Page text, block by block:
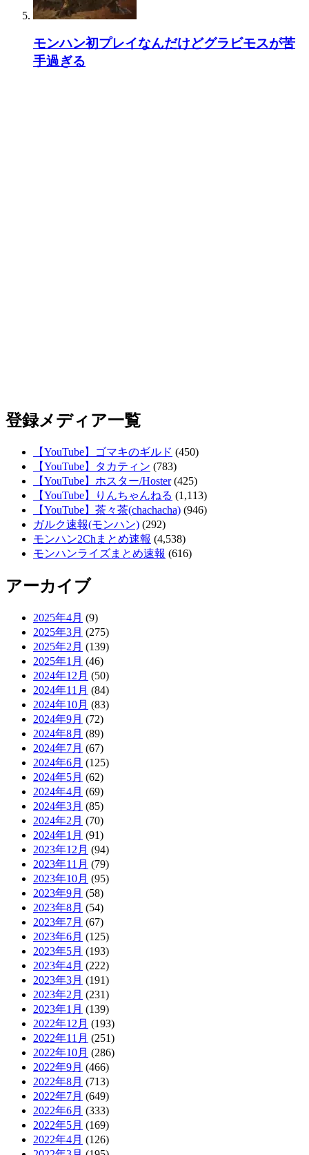
モンハン初プレイなんだけどグラビモスが苦
手過ぎる
登録メディア一覧
【YouTube】ゴマキのギルド (450)
【YouTube】タカティン (783)
【YouTube】ホスター/Hoster(425)
【YouTube】りんちゃんねる (1,113)
【YouTube】茶々茶(chachacha) (946)
ガルク速報(モンハン) (292)
モンハン2Chまとめ速報 (4,538)
モンハンライズまとめ速報 (616)
アーカイブ
2025年4月 (9)
2025年3月 (275)
2025年2月 (139)
2025年1月 (46)
2024年12月 (50)
2024年11月 (84)
2024年10月 (83)
2024年9月 (72)
2024年8月 (89)
2024年7月 (67)
2024年6月 (125)
2024年5月 (62)
2024年4月 (69)
2024年3月 (85)
2024年2月 (70)
2024年1月 (91)
2023年12月 (94)
2023年11月 (79)
2023年10月 (95)
2023年9月 (58)
2023年8月 (54)
2023年7月 (67)
2023年6月 (125)
2023年5月 (193)
2023年4月 (222)
2023年3月 (191)
2023年2月 (231)
2023年1月 (139)
2022年12月 (193)
2022年11月 (251)
2022年10月 (286)
2022年9月 (466)
2022年8月 (713)
2022年7月 (649)
2022年6月 (333)
2022年5月 (169)
2022年4月 (126)